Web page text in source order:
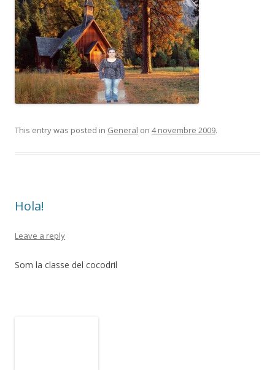
This entry was posted in General on 4 novembre 2009.
Hola!
Leave a reply
Som la classe del cocodril